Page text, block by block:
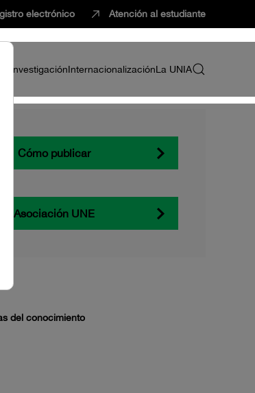
electrónico Atención al estudiante
InvestigaciónInternacionalizaciónLa UNIA
Cómo publicar
Asociación UNE
del conocimiento